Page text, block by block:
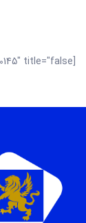
[wpforms id="20145" title="false"]